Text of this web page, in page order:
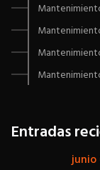
Entradas
junio